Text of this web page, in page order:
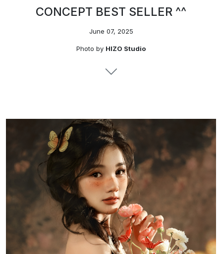
Photo by HIZO Studio
CONCEPT BEST SELLER ^^
June 07, 2025